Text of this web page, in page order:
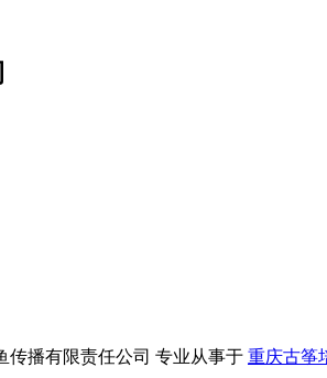
传播有限责任公司 专业从事于 重庆古筝